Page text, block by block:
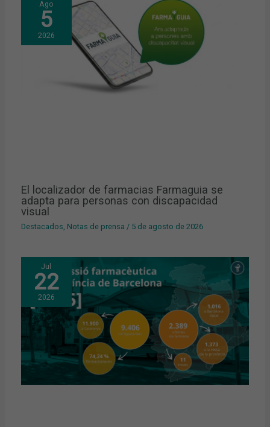
Ago
5
2026
El localizador de farmacias Farmaguia se
adapta para personas con discapacidad
visual
Destacados, Notas de prensa / 5 de agosto de 2026
Jul
22
2026